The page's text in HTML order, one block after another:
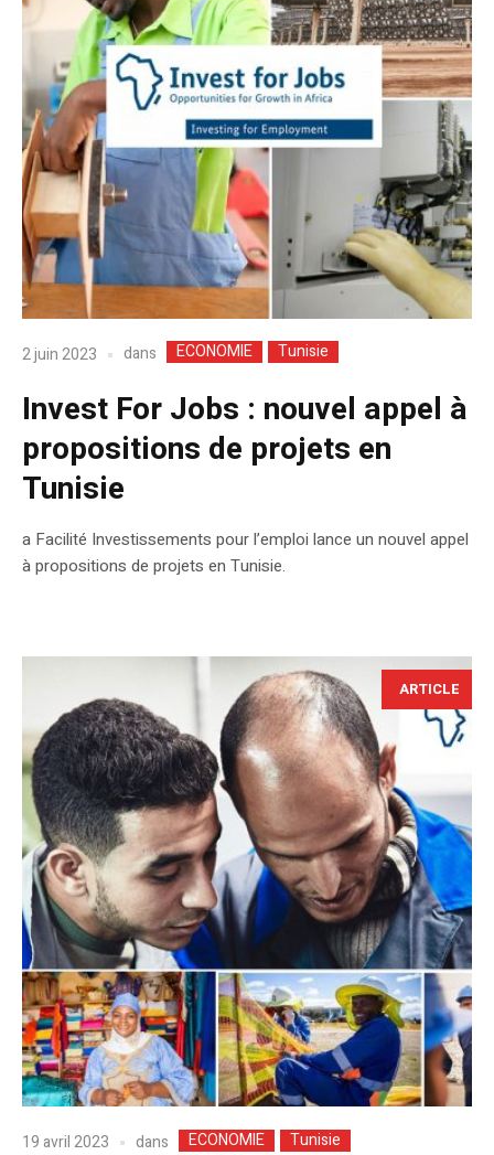
2 juin 2023 dans ECONOMIE Tunisie
Invest For Jobs : nouvel appel à
propositions de projets en
Tunisie
a Facilité Investissements pour l’emploi lance un nouvel appel
à propositions de projets en Tunisie.
ARTICLE
19 avril 2023 dans ECONOMIE Tunisie